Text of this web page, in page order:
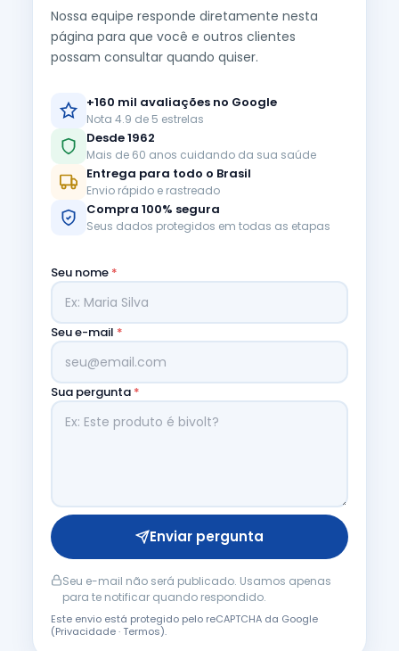
Nossa equipe responde diretamente nesta
página para que você e outros clientes
possam consultar quando quiser.
+160 mil avaliações no Google
Nota 4.9 de 5 estrelas
Desde 1962
Mais de 60 anos cuidando da sua saúde
Entrega para todo o Brasil
Envio rápido e rastreado
Compra 100% segura
Seus dados protegidos em todas as etapas
Seu nome *
Seu e-mail *
Sua pergunta *
Enviar pergunta
Seu e-mail não será publicado. Usamos apenas
para te notificar quando respondido.
Este envio está protegido pelo reCAPTCHA da Google
(Privacidade·Termos).